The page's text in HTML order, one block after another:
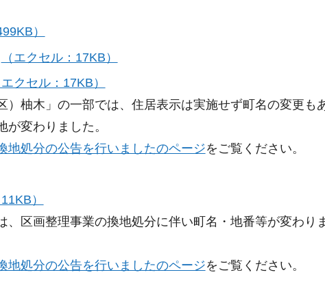
）
（エクセル：17KB）
エクセル：17KB）
）柚木」の一部では、住居表示は実施せず町名の変更も
変わりました。
地処分の公告を行いましたのページをご覧ください。
）
区画整理事業の換地処分に伴い町名・地番等が変わり
地処分の公告を行いましたのページをご覧ください。